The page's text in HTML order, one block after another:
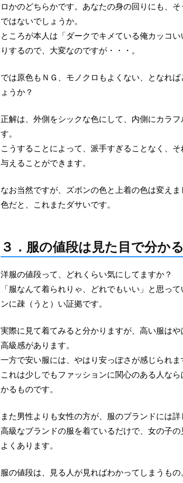
ロかのどちらかです。あなたの身の回りにも、
ではないでしょうか。
ところが本人は「ダークでキメている俺カッコ
りするので、大変なのですが・・・。
では原色もＮＧ、モノクロもよくない、となれ
ょうか？
正解は、外側をシックな色にして、内側にカラ
す。
こうすることによって、派手すぎることなく、
与えることができます。
なお当然ですが、ズボンの色と上着の色は変え
色だと、これまたダサいです。
３．服の値段は見た目で分かる
洋服の値段って、どれくらい気にしてますか？
「服なんて着られりゃ、どれでもいい」と思っ
ンに疎（うと）い証拠です。
実際に見て着てみると分かりますが、高い服は
高級感があります。
一方で安い服には、やはり安っぽさが感じられま
これは少しでもファッションに関心のある人な
かるものです。
また男性よりも女性の方が、服のブランドには詳
高級なブランドの服を着ているだけで、女の子
よくあります。
服の値段は、見る人が見ればわかってしまうもの。